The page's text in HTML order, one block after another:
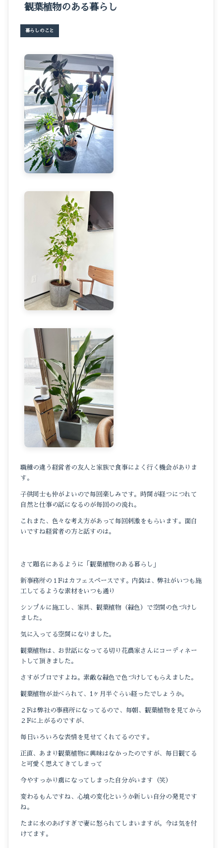
暮らしのこと
観葉植物のある暮らし
暮らしのこと
職種の違う経営者の友人と家族で食事によく行く機会がありま
す。
子供同士も仲がよいので毎回楽しみです。時間が経つにつれて
自然と仕事の話になるのが毎回のの流れ。
これまた、色々な考え方があって毎回刺激をもらいます。面白
いですね経営者の方と話すのは。
さて題名にあるように「観葉植物のある暮らし」
新事務所の１Fはカフェスペースです。内装は、弊社がいつも施
工してるような素材をいつも通り
シンプルに施工し、家具、観葉植物（緑色）で空間の色づけし
ました。
気に入ってる空間になりました。
観葉植物は、お世話になってる切り花農家さんにコーディネー
トして頂きました。
さすがプロですよね。素敵な緑色で色づけしてもらえました。
観葉植物が並べられて、1ヶ月半ぐらい経ったでしょうか。
２Fは弊社の事務所になってるので、毎朝、観葉植物を見てから
２Fに上がるのですが、
毎日いろいろな表情を見せてくれてるのです。
正直、あまり観葉植物に興味はなかったのですが、毎日観てる
と可愛く思えてきてしまって
今やすっかり虜になってしまった自分がいます（笑）
変わるもんですね、心境の変化というか新しい自分の発見です
ね。
たまに水のあげすぎで妻に怒られてしまいますが。今は気を付
けてます。